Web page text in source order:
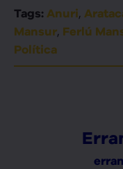
Tags: Anuri,
Mansur, Ferlú
Política